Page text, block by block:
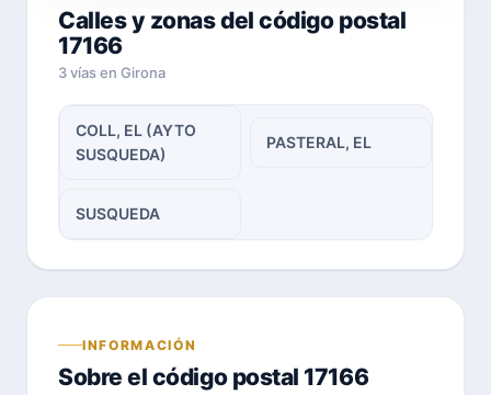
Calles y zonas del código postal
17166
3 vías en Girona
COLL, EL (AYTO
SUSQUEDA)
PASTERAL, EL
SUSQUEDA
INFORMACIÓN
Sobre el código postal 17166